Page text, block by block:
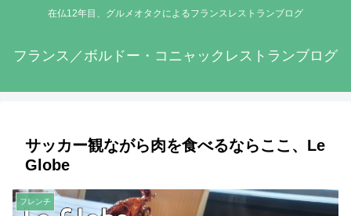
在仏12年目、グルメオタクによるフランスレストランブログ
フランス／ボルドー・コニャックレストランブログ
サッカー観ながら肉を食べるならここ、Le
Globe
フレンチ